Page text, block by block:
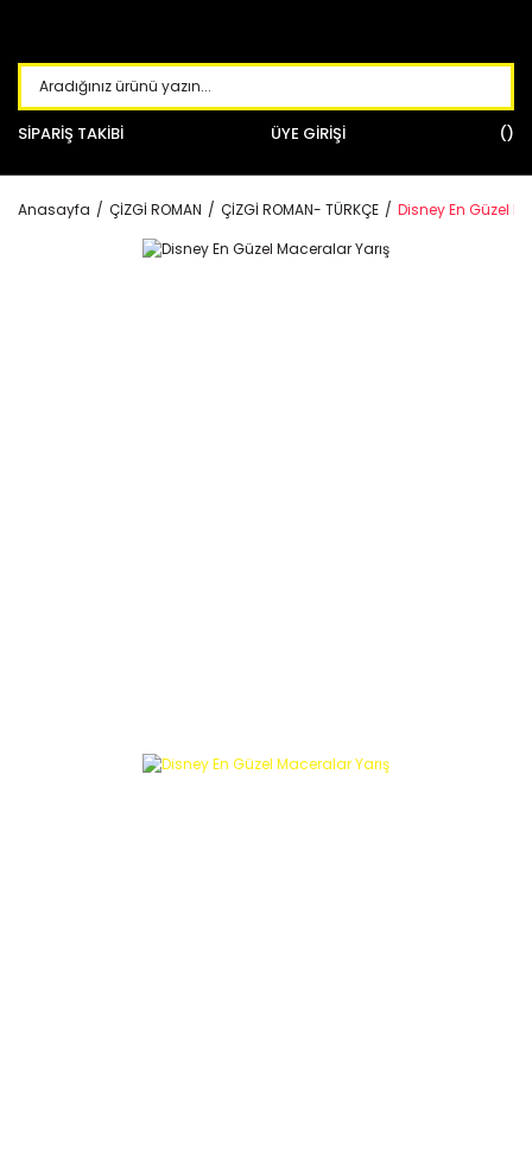
SİPARİŞ TAKİBİ ÜYE GİRİŞİ
Anasayfa ÇİZGİ ROMAN ÇİZGİ ROMAN- TÜRKÇE Disney En Güzel